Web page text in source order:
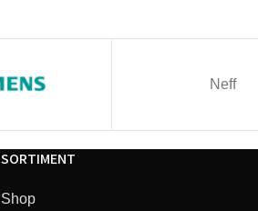
Neff
SORTIMENT
Shop